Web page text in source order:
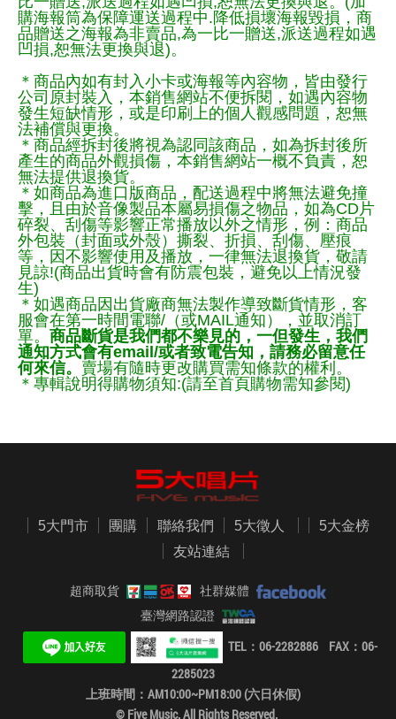
購海報筒為保障運送過程中.降低損壞海報毀損，商
品贈送之海報為非賣品,為一比一贈送,派送過程如遇
凹損,恕無法更換與退)。
＊商品內如有封入小卡或海報等內容物，皆由發行
公司原封裝入，本銷售網站不便拆閱，如遇內容物
發生短缺情形，或是印刷上的個人觀感問題，恕無
法補償與更換。
＊商品經拆封後將視為認同該商品，如為拆封後所
產生的商品外觀損傷，本銷售網站一概不負責，恕
無法提供退換貨。
＊如商品為進口版商品，配送過程中將無法避免撞
擊，且由於音像製品本屬易損傷之物品，如為CD片
碎裂、刮傷等影響正常播放以外之情形，例：商品
外包裝（封面或外殼）撕裂、折損、刮傷、壓痕
等，因不影響使用及播放，一律無法退換貨，敬請
見諒!(商品出貨時會有防震包裝，避免以上情況發
生)
＊如遇商品因出貨廠商無法製作導致斷貨情形，客
服會在第一時間電聯/（或MAIL通知），並取消訂
單。 商品斷貨是我們都不樂見的，一但發生，我們
通知方式會有email/或者致電告知，請務必留意任
何來信。 賣場有隨時更改購買需知條款的權利。
＊專輯說明得購物須知:(請至首頁購物需知參閱)
5大門市 團購 聯絡我們 5大徵人
5大金榜
友站連結
超商取貨
社群媒體
臺灣網路認證
TEL：06-2282886 FAX：06-
2285023
上班時間：AM10:00~PM18:00 (六日休假)
© Five Music. All Rights Reserved.